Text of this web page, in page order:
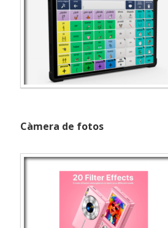
Càmera de fotos